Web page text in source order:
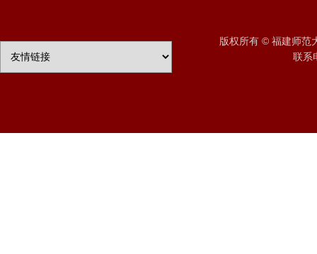
版权所有 © 福建师范
联系